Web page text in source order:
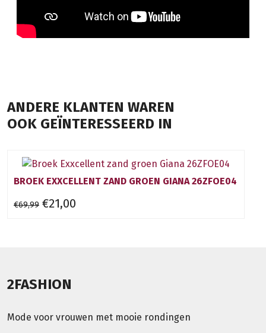
ANDERE KLANTEN WAREN
OOK GEÏNTERESSEERD IN
BROEK EXXCELLENT ZAND GROEN GIANA 26ZFOE04
€69,99 €21,00
2FASHION
Mode voor vrouwen met mooie rondingen